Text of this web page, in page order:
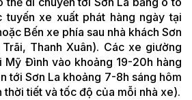
tuyến xe xuất phát hàng ngày tại
Bến xe phía sau nhà khách Sơn
Thanh Xuân). Các xe giường
Mỹ Đình vào khoảng 19-20h hàng
tới Sơn La khoảng 7-8h sáng hôm
thời tiết và tốc độ của mỗi nhà xe).